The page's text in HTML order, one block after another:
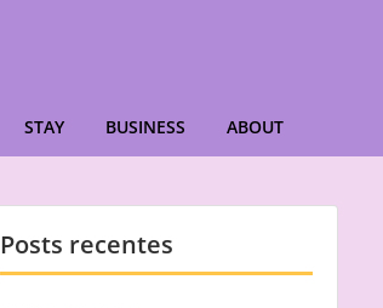
STAY BUSINESS ABOUT
Posts recentes